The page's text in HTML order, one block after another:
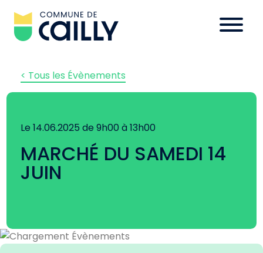
< Tous les Évènements
Le 14.06.2025 de 9h00 à 13h00
MARCHÉ DU SAMEDI 14
JUIN